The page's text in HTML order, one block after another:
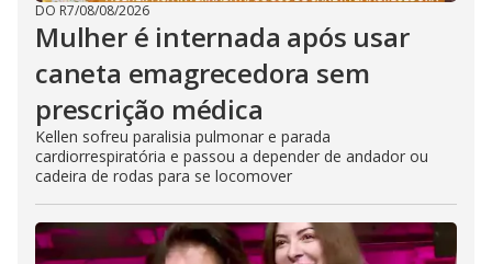
DO R7/08/08/2026
Mulher é internada após usar
caneta emagrecedora sem
prescrição médica
Kellen sofreu paralisia pulmonar e parada
cardiorrespiratória e passou a depender de andador ou
cadeira de rodas para se locomover